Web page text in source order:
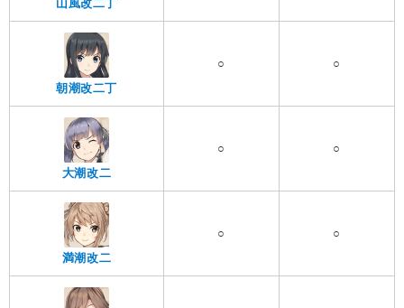
山風改二丁
朝潮改二丁
○ ○
大潮改二
○ ○
満潮改二
○ ○